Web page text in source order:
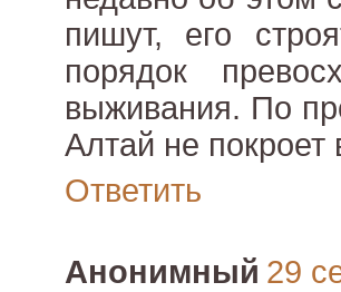
пишут, его
порядок
выживания. По
Алтай не покроет
Ответить
Анонимный 29